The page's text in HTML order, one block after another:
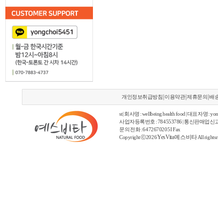
개인정보취급방침 이용약관|제휴문의 |배
st | 회사명 : wellbeing health food | 대표자명 :
사업자등록번호 : 784553786 | 통신판매업신
문의 전화 : 6472670205 I Fax
Copyright ⓒ2026YesVita 예스비타All rights